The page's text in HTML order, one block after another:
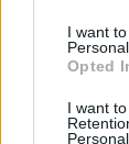
I want
Opted
I want